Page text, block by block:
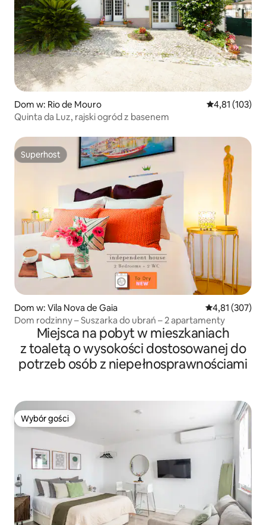
Dom w: Rio de Mouro Średnia
4,81 (103)
Quinta da Luz, rajski ogród z basenem
Superhost
Superhost
Dom w: Vila Nova de Gaia Średnia
4,81 (307)
Dom rodzinny – Suszarka do ubrań – 2 apartamenty
Miejsca na pobyt w mieszkaniach
z toaletą o wysokości dostosowanej do
potrzeb osób z niepełnosprawnościami
Wybór gości
Wybór gości